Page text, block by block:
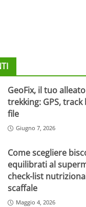
GeoFix, il tuo
trekking: GPS,
file
Giugno 7, 2026
Come scegliere
equilibrati al
check-list
scaffale
Maggio 4, 2026